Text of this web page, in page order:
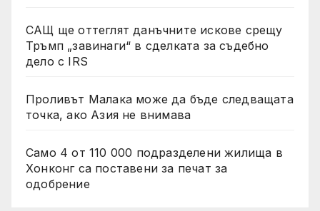
САЩ ще оттеглят данъчните искове срещу
Тръмп „завинаги“ в сделката за съдебно
дело с IRS
Проливът Малака може да бъде следващата
точка, ако Азия не внимава
Само 4 от 110 000 подразделени жилища в
Хонконг са поставени за печат за
одобрение